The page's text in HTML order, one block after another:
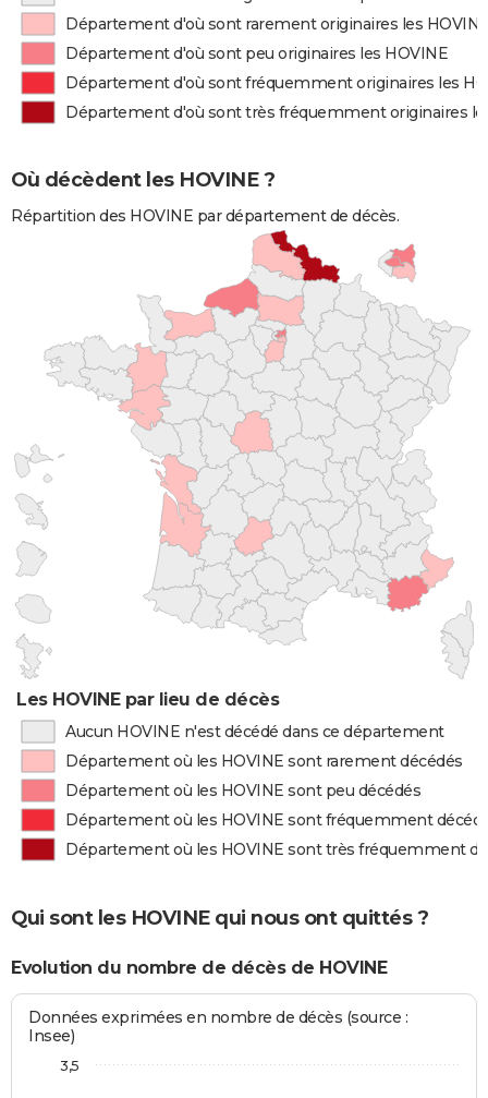
Département d'où sont rarement originaires les
Département d'où sont peu originaires les HOVINE
Département d'où sont fréquemment originaires les
Département d'où sont très fréquemment originaires
Où décèdent les HOVINE ?
Répartition des HOVINE par département de décès.
Les HOVINE par lieu de décès
Aucun HOVINE n'est décédé dans ce département
Département où les HOVINE sont rarement décédés
Département où les HOVINE sont peu décédés
Département où les HOVINE sont fréquemment
Département où les HOVINE sont très fréquemment
Qui sont les HOVINE qui nous ont quittés ?
Evolution du nombre de décès de HOVINE
Données exprimées en nombre de décès (source :
Insee)
3,5